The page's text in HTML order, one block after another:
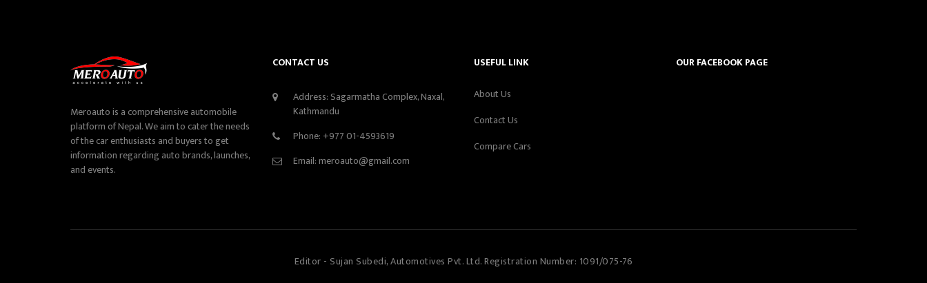
Meroauto is a comprehensive automobile
platform of Nepal. We aim to cater the needs
of the car enthusiasts and buyers to get
information regarding auto brands, launches,
and events.
CONTACT US
Address: Sagarmatha Complex, Naxal,
Kathmandu
Phone: +977 01-4593619
Email:meroauto@gmail.com
USEFUL LINK
About Us
Contact Us
Compare Cars
OUR FACEBOOK PAGE
Editor - Sujan Subedi, Automotives Pvt. Ltd. Registration Number: 1091/075-76